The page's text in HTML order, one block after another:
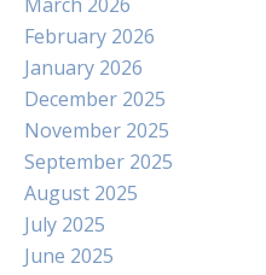
February 2026
January 2026
December 2025
November 2025
September 2025
August 2025
July 2025
June 2025